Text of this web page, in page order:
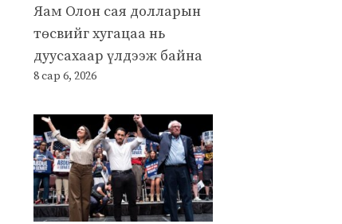
Яам Олон сая долларын
төсвийг хугацаа нь
дуусахаар үлдээж байна
8 сар 6, 2026